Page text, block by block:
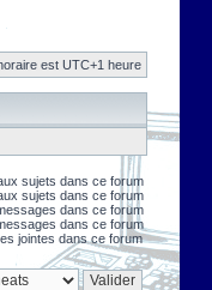
est UTC+1 heure
sujets dans ce forum
sujets dans ce forum
dans ce forum
dans ce forum
jointes dans ce forum